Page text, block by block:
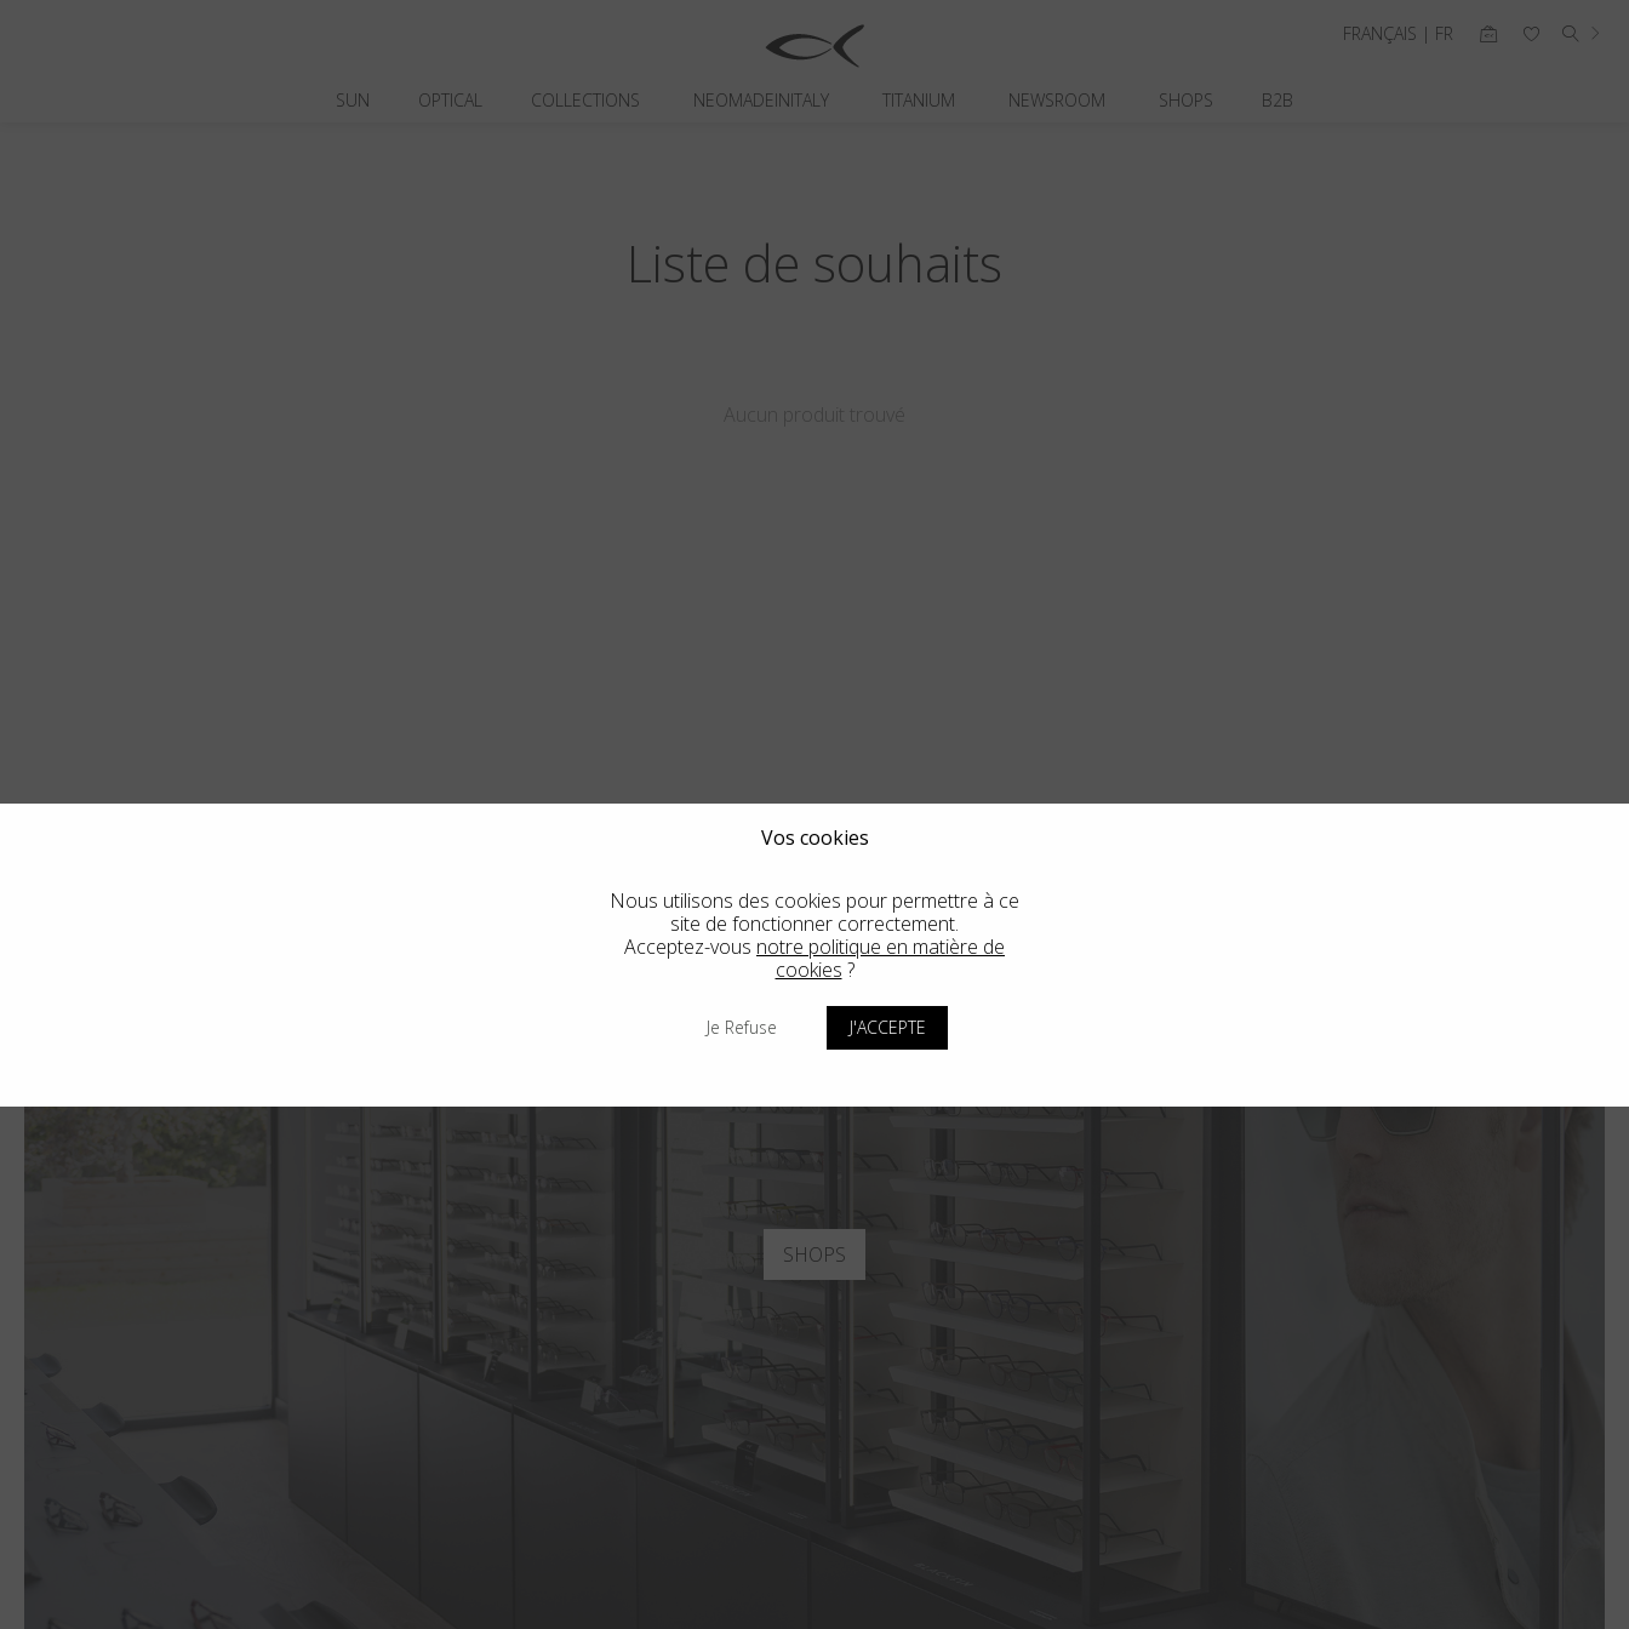
SUN OPTICAL COLLECTIONS NEOMADEINITALY TITANIUM NEWSROOM SHOPS B2B
FRANÇAIS | FR
Liste de souhaits
Aucun produit trouvé
SHOPS
Vos cookies
Nous utilisons des cookies pour permettre à ce
site de fonctionner correctement.
Acceptez-vous notre politique en matière de
cookies ?
Je Refuse J'ACCEPTE